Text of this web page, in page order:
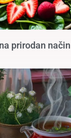
prirodan način